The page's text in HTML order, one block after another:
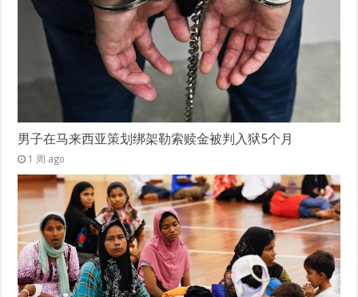
男子在马来西亚策划绑架勒索赎金被判入狱5个月
1 周 ago